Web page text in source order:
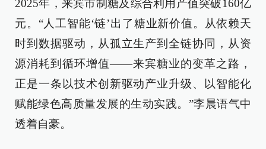
2025年，来宾市制糖及综合利用产值突破160亿
元。“人工智能‘链’出了糖业新价值。从依赖天
时到数据驱动，从孤立生产到全链协同，从资
源消耗到循环增值——来宾糖业的变革之路，
正是一条以技术创新驱动产业升级、以智能化
赋能绿色高质量发展的生动实践。”李晨语气中
透着自豪。